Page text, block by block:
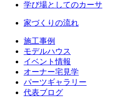
学び場としてのカーサ
家づくりの流れ
施工事例
モデルハウス
イベント情報
オーナー宅見学
パーツギャラリー
代表ブログ